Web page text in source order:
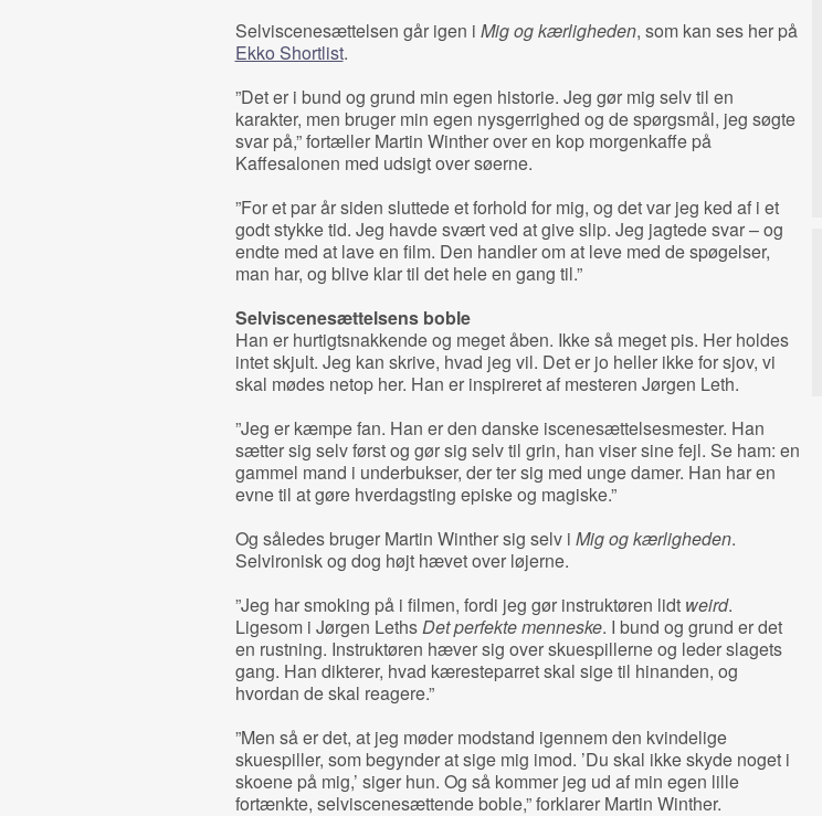
Selviscenesættelsen går igen i Mig og kærligheden, som kan ses her på
Ekko Shortlist.
”Det er i bund og grund min egen historie. Jeg gør mig selv til en
karakter, men bruger min egen nysgerrighed og de spørgsmål, jeg søgte
svar på,” fortæller Martin Winther over en kop morgenkaffe på
Kaffesalonen med udsigt over søerne.
”For et par år siden sluttede et forhold for mig, og det var jeg ked af i et
godt stykke tid. Jeg havde svært ved at give slip. Jeg jagtede svar – og
endte med at lave en film. Den handler om at leve med de spøgelser,
man har, og blive klar til det hele en gang til.”
Selviscenesættelsens boble
Han er hurtigtsnakkende og meget åben. Ikke så meget pis. Her holdes
intet skjult. Jeg kan skrive, hvad jeg vil. Det er jo heller ikke for sjov, vi
skal mødes netop her. Han er inspireret af mesteren Jørgen Leth.
”Jeg er kæmpe fan. Han er den danske iscenesættelsesmester. Han
sætter sig selv først og gør sig selv til grin, han viser sine fejl. Se ham: en
gammel mand i underbukser, der ter sig med unge damer. Han har en
evne til at gøre hverdagsting episke og magiske.”
Og således bruger Martin Winther sig selv i Mig og kærligheden.
Selvironisk og dog højt hævet over løjerne.
”Jeg har smoking på i filmen, fordi jeg gør instruktøren lidt weird.
Ligesom i Jørgen LethsDet perfekte menneske. I bund og grund er det
en rustning. Instruktøren hæver sig over skuespillerne og leder slagets
gang. Han dikterer, hvad kæresteparret skal sige til hinanden, og
hvordan de skal reagere.”
”Men så er det, at jeg møder modstand igennem den kvindelige
skuespiller, som begynder at sige mig imod. ’Du skal ikke skyde noget i
skoene på mig,’ siger hun. Og så kommer jeg ud af min egen lille
fortænkte, selviscenesættende boble,” forklarer Martin Winther.